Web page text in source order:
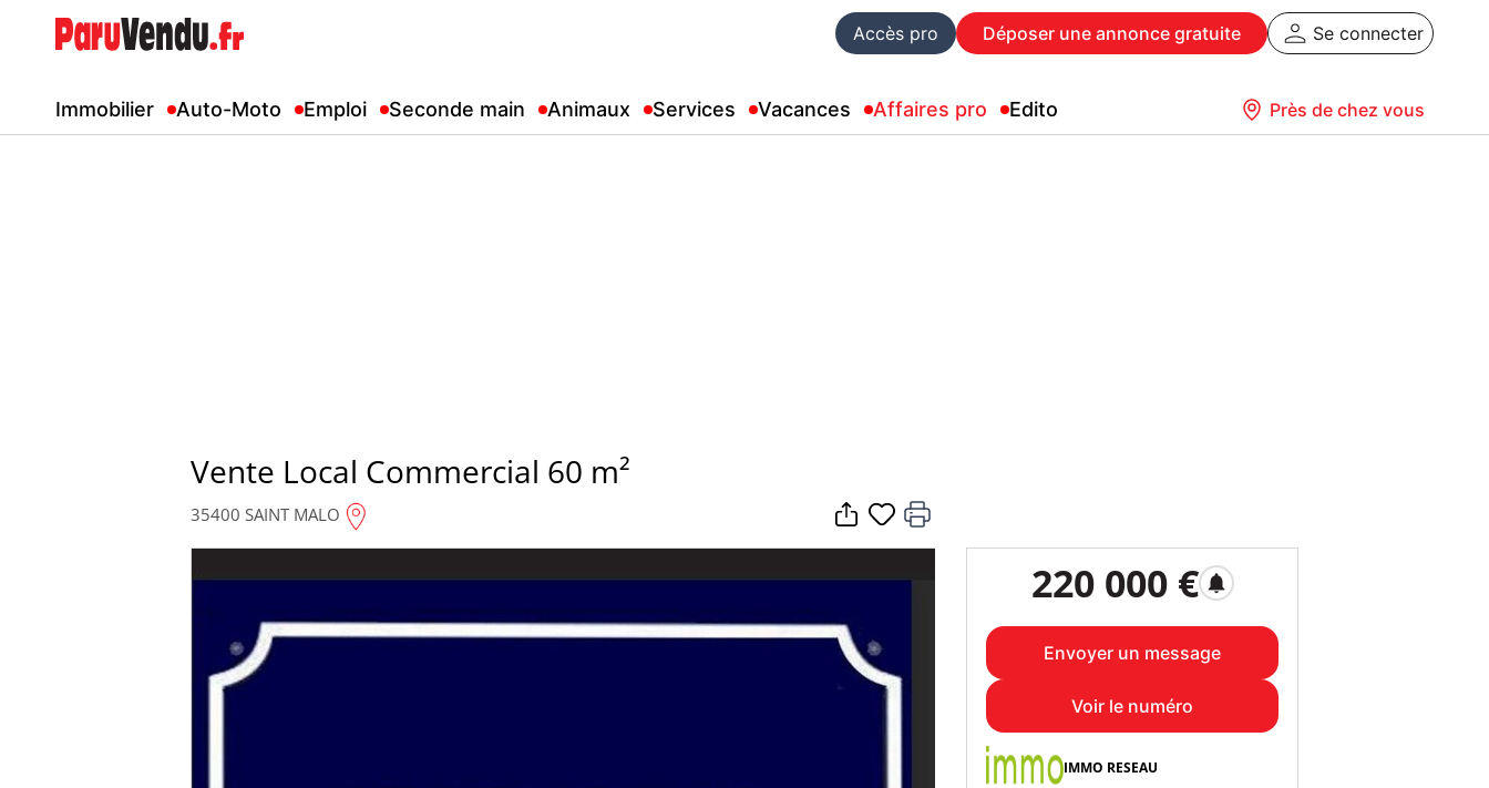
Accès pro Déposer une annonce gratuite Se connecter
Immobilier Auto-Moto Emploi Seconde main Animaux Services Vacances Affaires pro Edito Près de chez vous
Vente Local Commercial 60 m²
35400 SAINT MALO
220 000 € notifications
Envoyer un message
Voir le numéro
IMMO RESEAU